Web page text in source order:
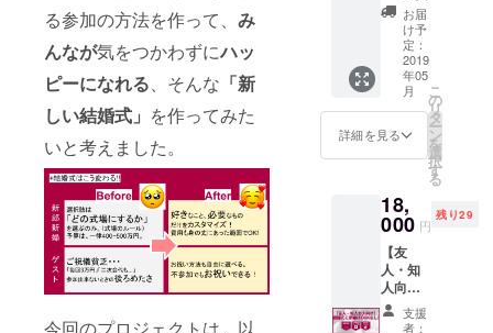
る参加の方法を作って、 み
んなが気をつかわずにハッ
ピーになれる、そんな 「新
しい結婚式」 を作ってみた
いと考えました。
今回のプロジェクトは、以
BOOK
内であ
なたの
お仕事
の宣伝
枠を設
けま
す。
（300字
を想
定） ✔︎
Facebo
okの非
公開プ
ロジェ
クトグ
ループ
クトグ
ループ
へご招
BOOK
の中で
「共
賓」と
を記載
させて
頂きま
す！
BOOK
付き ✔︎
私たち
の実施
する
「カス
タマイ
ズ婚」
への参
加。 ✔︎
タマイ
ズ婚」
BOOK
のプレ
ゼント
（当日
の記念
アルバ
お届
け予
定：
2019
年05
月
詳細を見る
こ
の
リ
タ
ー
ン
を
選
択
す
る
18,
000 円
残り29
【友
人・知
人向
け】結
婚式に
支援
者：